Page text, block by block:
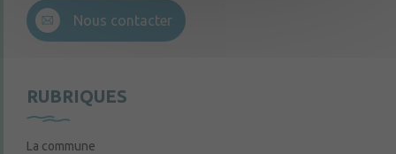
Nous contacter
RUBRIQUES
La commune